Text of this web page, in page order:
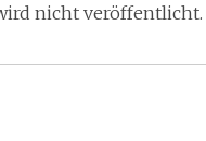
nicht veröffentlicht.